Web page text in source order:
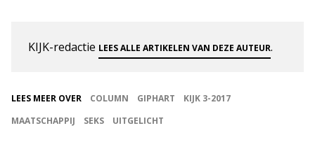
KIJK-redactie LEES ALLE ARTIKELEN VAN DEZE AUTEUR.
LEES MEER OVER COLUMN GIPHART
KIJK 3-2017
MAATSCHAPPIJ
SEKS UITGELICHT